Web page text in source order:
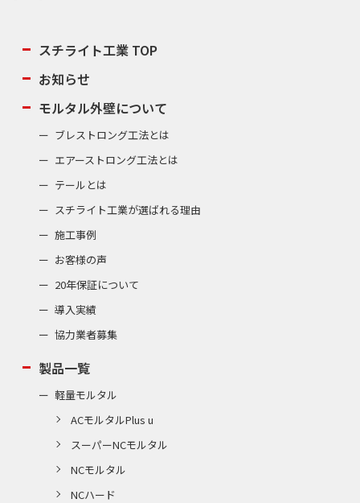
スチライト工業 TOP
お知らせ
モルタル外壁について
ブレストロング工法とは
エアーストロング工法とは
テールとは
スチライト工業が選ばれる理由
施工事例
お客様の声
20年保証について
導入実績
協力業者募集
製品一覧
軽量モルタル
ACモルタルPlus u
スーパーNCモルタル
NCモルタル
NCハード